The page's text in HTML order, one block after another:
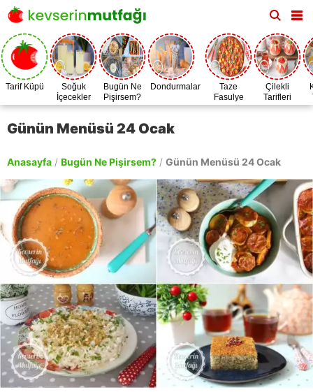
Tarif Küpü
Soğuk
İçecekler
Bugün Ne
Pişirsem?
Dondurmalar
Taze
Fasulye
Zamanı
Çilekli
Tarifleri
Günün Menüsü 24 Ocak
Anasayfa / Bugün Ne Pişirsem? / Günün Menüsü 24 Ocak